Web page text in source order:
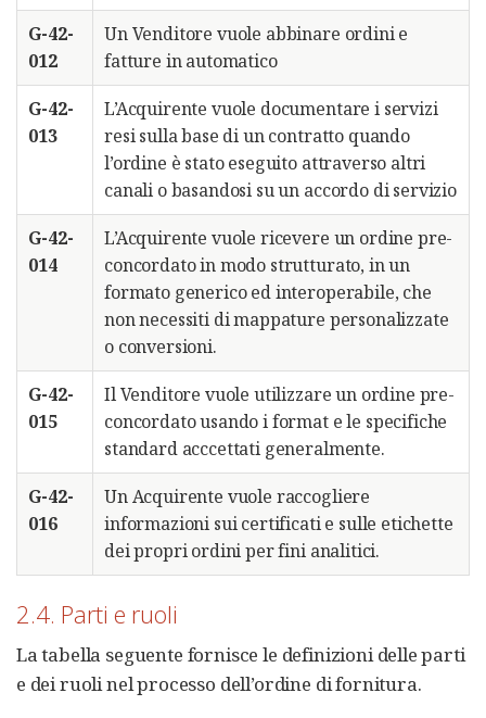
G-42-
012
Un Venditore vuole abbinare ordini e
fatture in automatico
G-42-
013
L’Acquirente vuole documentare i servizi
resi sulla base di un contratto quando
l’ordine è stato eseguito attraverso altri
canali o basandosi su un accordo di servizio
G-42-
014
L’Acquirente vuole ricevere un ordine pre-
concordato in modo strutturato, in un
formato generico ed interoperabile, che
non necessiti di mappature personalizzate
o conversioni.
G-42-
015
Il Venditore vuole utilizzare un ordine pre-
concordato usando i format e le specifiche
standard acccettati generalmente.
G-42-
016
Un Acquirente vuole raccogliere
informazioni sui certificati e sulle etichette
dei propri ordini per fini analitici.
2.4. Parti e ruoli
La tabella seguente fornisce le definizioni delle parti
e dei ruoli nel processo dell’ordine di fornitura.